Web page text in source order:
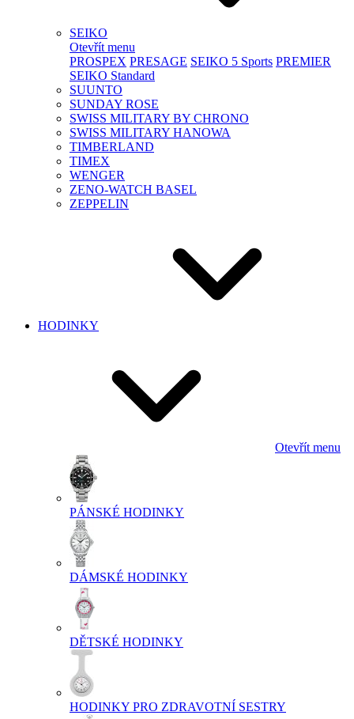
SEIKO
Otevřít menu
PROSPEX PRESAGE SEIKO 5 Sports PREMIER
SEIKO Standard
SUUNTO
SUNDAY ROSE
SWISS MILITARY BY CHRONO
SWISS MILITARY HANOWA
TIMBERLAND
TIMEX
WENGER
ZENO-WATCH BASEL
ZEPPELIN
HODINKY
Otevřít menu
PÁNSKÉ HODINKY
DÁMSKÉ HODINKY
DĚTSKÉ HODINKY
HODINKY PRO ZDRAVOTNÍ SESTRY